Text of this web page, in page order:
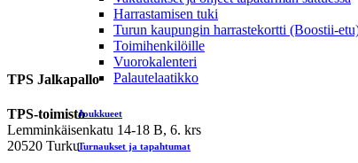
Harrastamisen tuki
Turun kaupungin harrastekortti (Boostii-
Toimihenkilöille
Vuorokalenteri
Palautelaatikko
Joukkueet
Turnaukset ja tapahtumat
TPS Jalkapallo
TPS-toimisto
Lemminkäisenkatu 14-18 B, 6. krs
20520 Turku